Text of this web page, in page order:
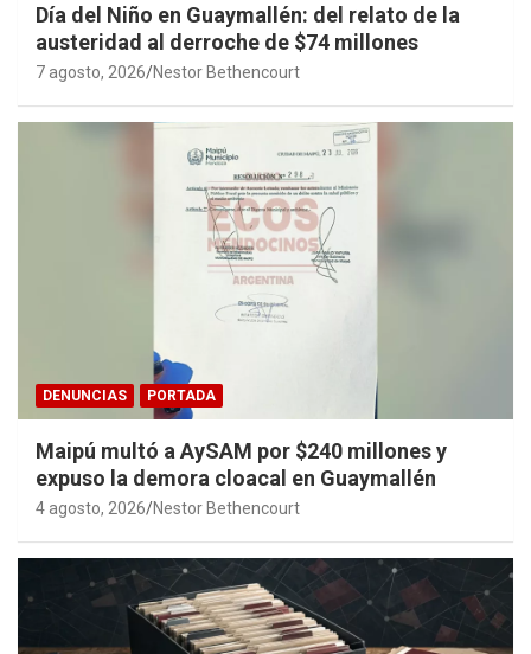
Día del Niño en Guaymallén: del relato de la
austeridad al derroche de $74 millones
7 agosto, 2026 Nestor Bethencourt
DENUNCIAS PORTADA
Maipú multó a AySAM por $240 millones y
expuso la demora cloacal en Guaymallén
4 agosto, 2026 Nestor Bethencourt